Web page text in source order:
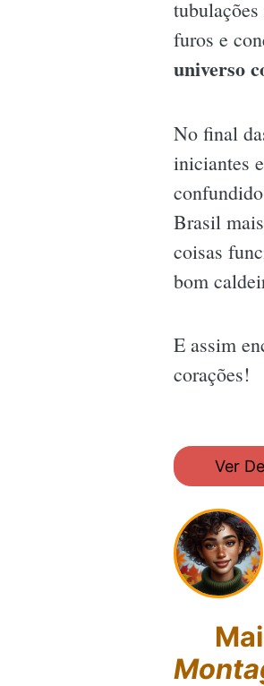
furos e
universo
No final
iniciantes
Brasil
coisas
bom
E assim
corações!
Ver